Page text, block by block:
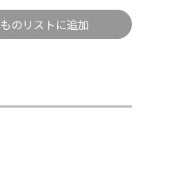
のリストに追加